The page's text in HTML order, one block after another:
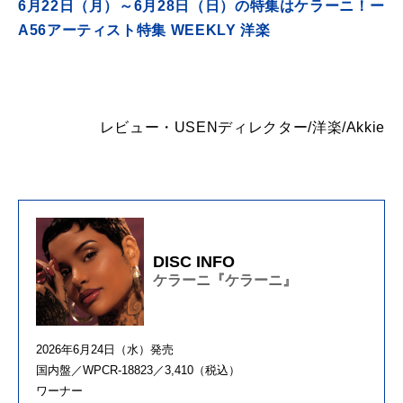
6月22日（月）～6月28日（日）の特集はケラーニ！ー
A56アーティスト特集 WEEKLY 洋楽
レビュー・USENディレクター/洋楽/Akkie
DISC INFO
ケラーニ『ケラーニ』
2026年6月24日（水）発売
国内盤／WPCR-18823／3,410（税込）
ワーナー